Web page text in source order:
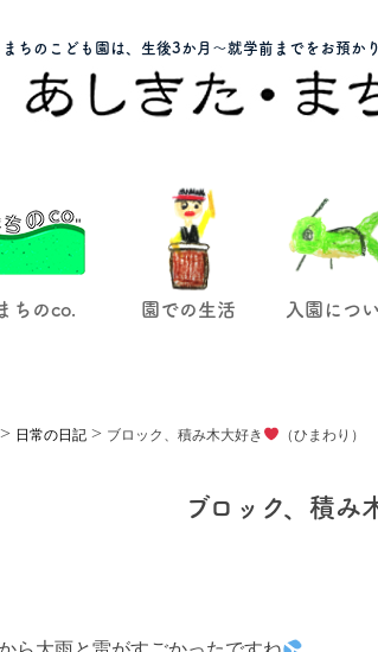
ちのこども園は、生後3か月～就学前までをお預かり
ちのco. 園での生活 入園につ
日常の日記 > ブロック、積み木大好き （ひまわり）
ブロック、積み